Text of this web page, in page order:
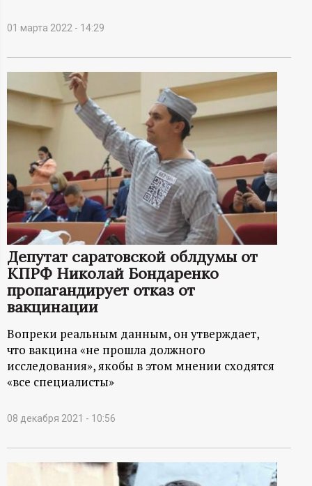
-
и
н
ф
р
м
а
ц
и
о
н
н
ы
01 марта 2022 - 14:29
Депутат саратовской облдумы от
КПРФ Николай Бондаренко
пропагандирует отказ от
вакцинации
Вопреки реальным данным, он утверждает,
что вакцина «не прошла должного
исследования», якобы в этом мнении сходятся
«все специалисты»
08 декабря 2021 - 10:56